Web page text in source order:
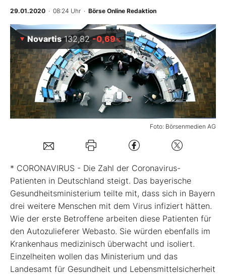
Finanz-Check
Abo & Shop
BO-Musterdepots
Experten
Mein B:O
Mein Konto
Folgen Sie uns
Kontakt
29.01.2020 · 08:24 Uhr · Börse Online Redaktion
Foto: Börsenmedien AG
Novartis 132,82 -0,69%
* CORONAVIRUS - Die Zahl der Coronavirus-
Patienten in Deutschland steigt. Das bayerische
Gesundheitsministerium teilte mit, dass sich in Bayern
drei weitere Menschen mit dem Virus infiziert hätten.
Wie der erste Betroffene arbeiten diese Patienten für
den Autozulieferer Webasto. Sie würden ebenfalls im
Krankenhaus medizinisch überwacht und isoliert.
Einzelheiten wollen das Ministerium und das
Landesamt für Gesundheit und Lebensmittelsicherheit